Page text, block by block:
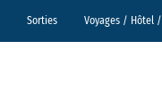
Sorties Voyages / Hôtel